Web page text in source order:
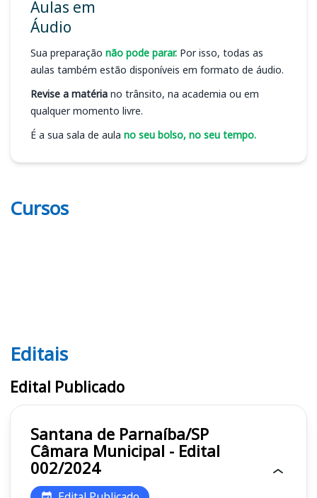
Aulas em
Áudio
Sua preparação não pode parar. Por isso, todas as
aulas também estão disponíveis em formato de áudio.
Revise a matéria no trânsito, na academia ou em
qualquer momento livre.
É a sua sala de aula no seu bolso, no seu tempo.
Cursos
Editais
Editais
Edital Publicado
Santana de Parnaíba/SP
Câmara Municipal - Edital
002/2024